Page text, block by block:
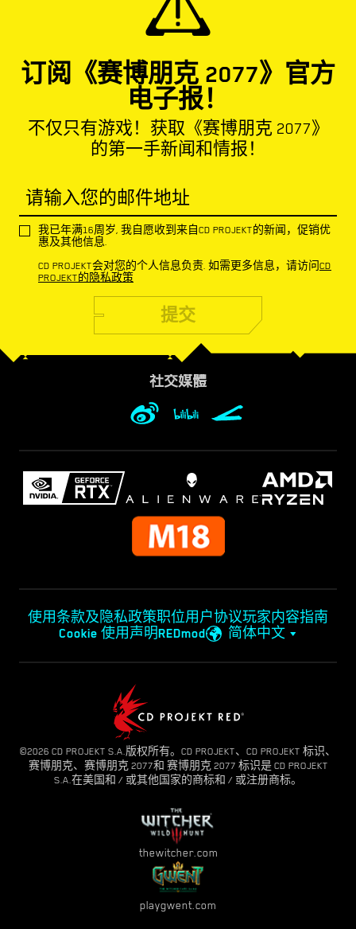
订阅《赛博朋克 2077》官方
电子报！
不仅只有游戏！获取《赛博朋克 2077》
的第一手新闻和情报！
请输入您的邮件地址
我已年满16周岁, 我自愿收到来自CD PROJEKT的新闻，促销优
惠及其他信息.
CD PROJEKT会对您的个人信息负责. 如需更多信息，请访问 CD
PROJEKT的隐私政策
提交
社交媒體
使用条款及隐私政策职位用户协议玩家内容指南
Cookie 使用声明REDmod 简体中文
©2026 CD PROJEKT S.A.版权所有。CD PROJEKT、CD PROJEKT 标识、
赛博朋克、赛博朋克 2077和 赛博朋克 2077 标识是 CD PROJEKT
S.A.在美国和 / 或其他国家的商标和 / 或注册商标。
thewitcher.com
playgwent.com